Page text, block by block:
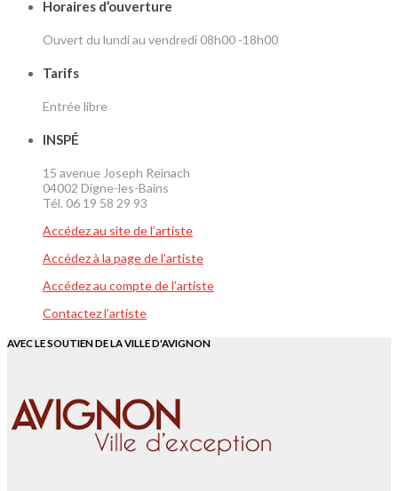
Horaires d’ouverture
Ouvert du lundi au vendredi 08h00 -18h00
Tarifs
Entrée libre
INSPÉ
15 avenue Joseph Reinach
04002 Digne-les-Bains
Tél. 06 19 58 29 93
Accédez au site de l’artiste
Accédez à la page de l’artiste
Accédez au compte de l’artiste
Contactez l’artiste
AVEC LE SOUTIEN DE LA VILLE D'AVIGNON